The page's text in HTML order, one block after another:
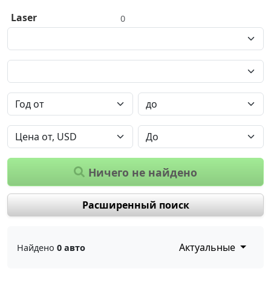
Laser 0
Ничего не найдено
Расширенный поиск
Найдено 0 авто Актуальные